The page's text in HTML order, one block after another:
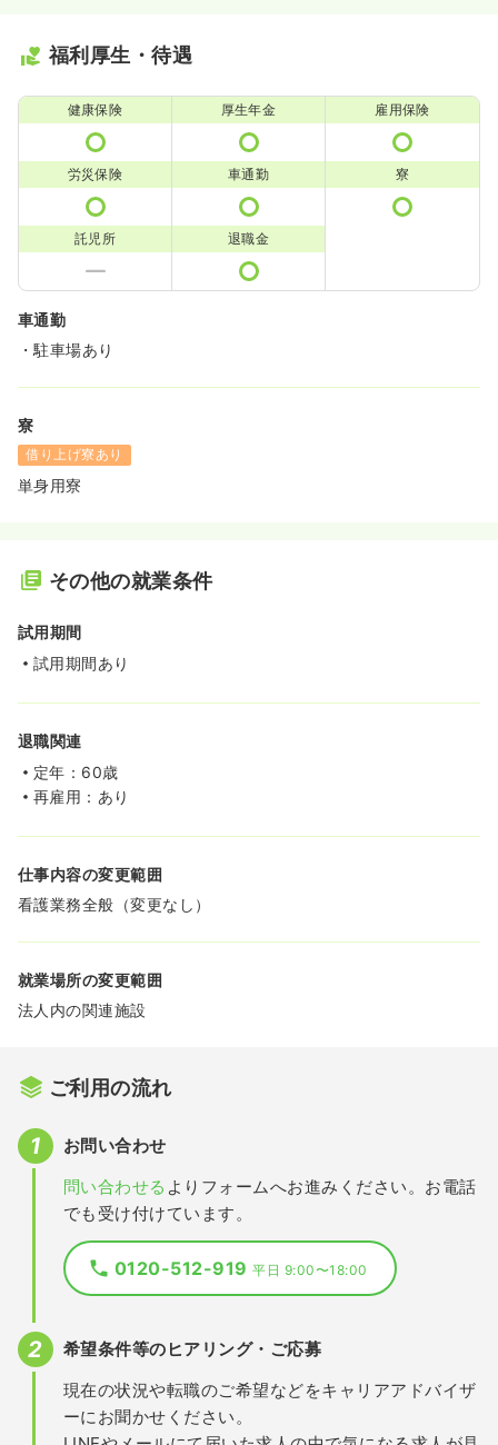
福利厚生・待遇
健康保険 厚生年金 雇用保険
労災保険 車通勤 寮
託児所 退職金
車通勤
・駐車場あり
寮
借り上げ寮あり
単身用寮
その他の就業条件
試用期間
試用期間あり
退職関連
定年：60歳
再雇用：あり
仕事内容の変更範囲
看護業務全般（変更なし）
就業場所の変更範囲
法人内の関連施設
ご利用の流れ
お問い合わせ
問い合わせる よりフォームへお進みください。お電話
でも受け付けています。
0120-512-919平日 9:00〜18:00
希望条件等のヒアリング・ご応募
現在の状況や転職のご希望などをキャリアアドバイザ
ーにお聞かせください。